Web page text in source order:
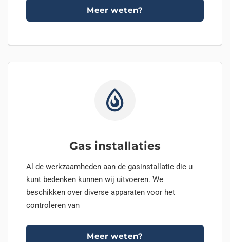
Meer weten?
Gas installaties
Al de werkzaamheden aan de gasinstallatie die u
kunt bedenken kunnen wij uitvoeren. We
beschikken over diverse apparaten voor het
controleren van
Meer weten?